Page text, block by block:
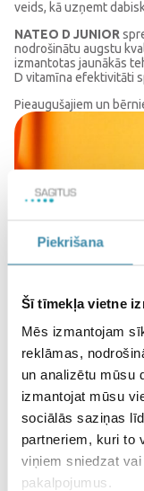
Piekrišana
Šī tīmekļa vietne
Mēs izmantojam
reklāmas,
un analizētu mūsu
izmantojat mūsu
sociālās saziņas
partneriem, kuri to
viņiem sniedzat
pakalpojumus.
veids, kā uzņemt
NATEO D JUNIOR
nodrošinātu augstu
izmantotas jaunākās
D vitamīna efektivitāti
Pieaugušajiem un
Garšīgs D
garšu!
Ērti lietot